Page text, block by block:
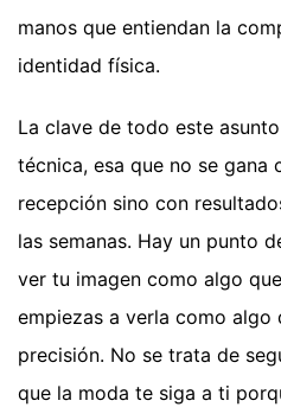
manos que entiendan la
identidad física.
La clave de todo este
técnica, esa que no se gana
recepción sino con
las semanas. Hay un punto
ver tu imagen como algo
empiezas a verla como algo
precisión. No se trata de
que la moda te siga a ti